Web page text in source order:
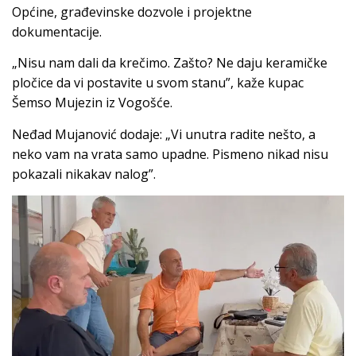
Općine, građevinske dozvole i projektne
dokumentacije.
„Nisu nam dali da krečimo. Zašto? Ne daju keramičke
pločice da vi postavite u svom stanu”, kaže kupac
Šemso Mujezin iz Vogošće.
Neđad Mujanović dodaje: „Vi unutra radite nešto, a
neko vam na vrata samo upadne. Pismeno nikad nisu
pokazali nikakav nalog”.